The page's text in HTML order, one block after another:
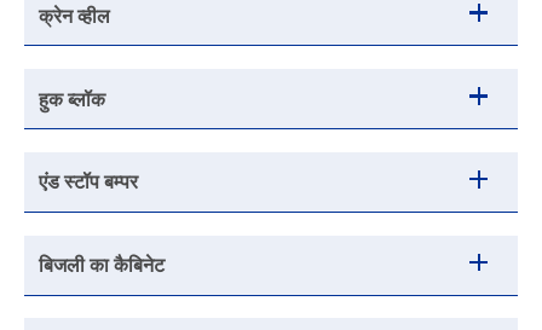
क्रेन व्हील
हुक ब्लॉक
एंड स्टॉप बम्पर
बिजली का कैबिनेट